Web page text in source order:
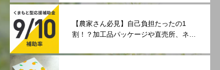
【農家さん必見】自己負担たったの1
割！？加工品パッケージや直売所、ネッ
「くまもと型応援補助金」活用ガイド